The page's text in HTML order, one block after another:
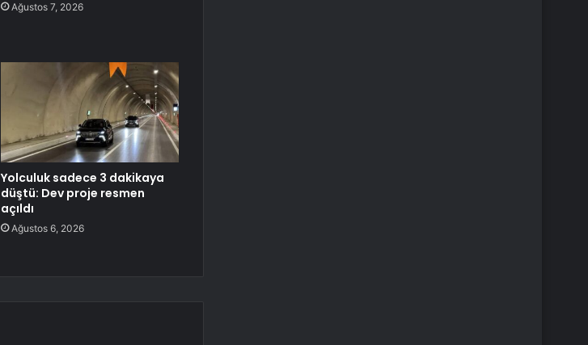
Ağustos 7, 2026
Yolculuk sadece 3 dakikaya
düştü: Dev proje resmen
açıldı
Ağustos 6, 2026